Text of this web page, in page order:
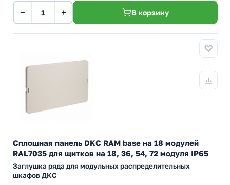
− + В корзину
Сплошная панель DKC RAM base на 18 модулей
RAL7035 для щитков на 18, 36, 54, 72 модуля IP65
Заглушка ряда для модульных распределительных
шкафов ДКС